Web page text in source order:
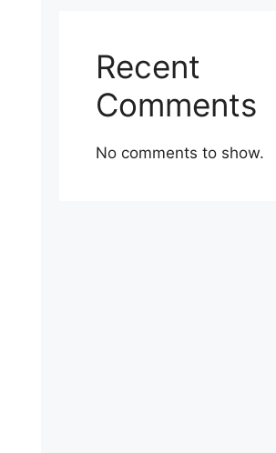
Recent
Comments
No comments to show.